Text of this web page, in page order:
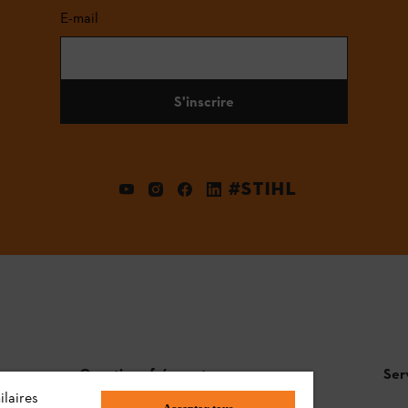
E-mail
S'inscrire
#STIHL
Questions fréquentes